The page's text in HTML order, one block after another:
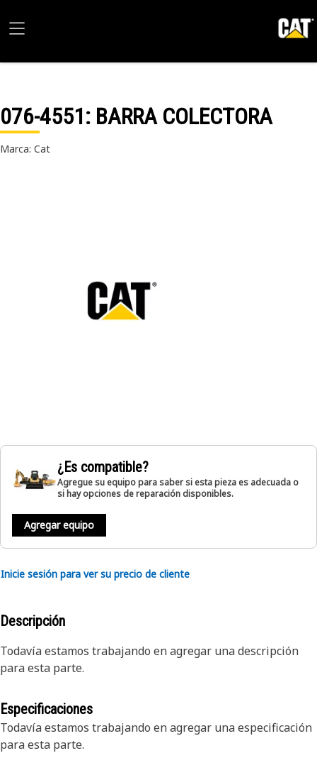
076-4551: BARRA COLECTORA
Marca: Cat
¿Es compatible?
Agregue su equipo para saber si esta pieza es adecuada o
si hay opciones de reparación disponibles.
Agregar equipo
Inicie sesión para ver su precio de cliente
Descripción
Todavía estamos trabajando en agregar una descripción
para esta parte.
Especificaciones
Todavía estamos trabajando en agregar una especificación
para esta parte.